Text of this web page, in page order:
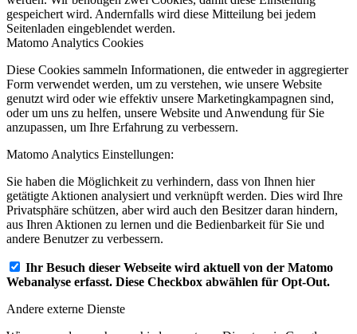
gespeichert wird. Andernfalls wird diese Mitteilung bei jedem
Seitenladen eingeblendet werden.
Matomo Analytics Cookies
Diese Cookies sammeln Informationen, die entweder in aggregierter
Form verwendet werden, um zu verstehen, wie unsere Website
genutzt wird oder wie effektiv unsere Marketingkampagnen sind,
oder um uns zu helfen, unsere Website und Anwendung für Sie
anzupassen, um Ihre Erfahrung zu verbessern.
Matomo Analytics Einstellungen:
Sie haben die Möglichkeit zu verhindern, dass von Ihnen hier
getätigte Aktionen analysiert und verknüpft werden. Dies wird Ihre
Privatsphäre schützen, aber wird auch den Besitzer daran hindern,
aus Ihren Aktionen zu lernen und die Bedienbarkeit für Sie und
andere Benutzer zu verbessern.
Ihr Besuch dieser Webseite wird aktuell von der Matomo
Webanalyse erfasst. Diese Checkbox abwählen für Opt-Out.
Andere externe Dienste